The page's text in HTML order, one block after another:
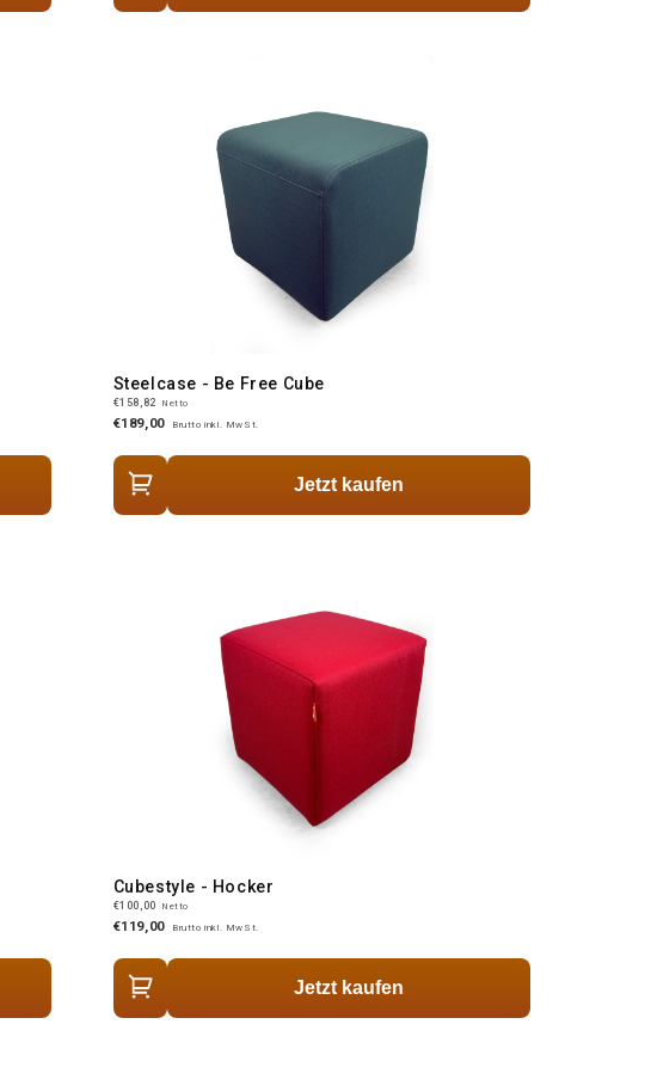
Steelcase - Be Free Cube
€158,82 Netto
€189,00 Brutto inkl. MwSt.
Jetzt kaufen
Cubestyle - Hocker
€100,00 Netto
€119,00 Brutto inkl. MwSt.
Jetzt kaufen